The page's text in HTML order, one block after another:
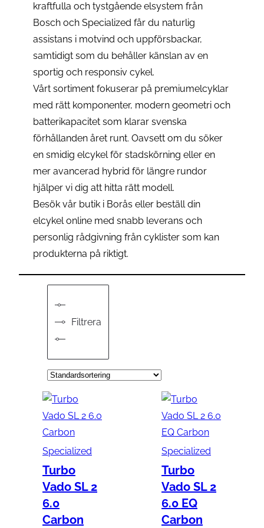
kraftfulla och tystgående elsystem från
Bosch och Specialized får du naturlig
assistans i motvind och uppförsbackar,
samtidigt som du behåller känslan av en
sportig och responsiv cykel.
Vårt sortiment fokuserar på premiumelcyklar
med rätt komponenter, modern geometri och
batterikapacitet som klarar svenska
förhållanden året runt. Oavsett om du söker
en smidig elcykel för stadskörning eller en
mer avancerad hybrid för längre rundor
hjälper vi dig att hitta rätt modell.
Besök vår butik i Borås eller beställ din
elcykel online med snabb leverans och
personlig rådgivning från cyklister som kan
produkterna på riktigt.
Filtrera
Specialized
Turbo
Vado SL 2
6.0
Carbon
Specialized
Turbo
Vado SL 2
6.0 EQ
Carbon